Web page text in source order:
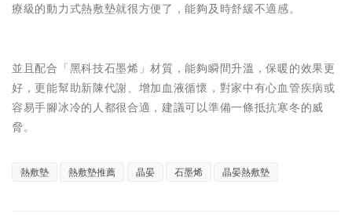
療級的動力式熱敷墊就很方便了，能夠及時舒緩不適感。
並且配合「黑科技石墨烯」材質，能夠瞬間升溫，保暖的效果更
好，更能幫助新陳代謝、增加血液循懷，對家中有心血管疾病或
容易手腳冰冷的人都很合適，建議可以準備一條抵抗寒冬的威
脅。
熱敷墊 熱敷墊推薦 晶晏 石墨烯 晶晏熱敷墊